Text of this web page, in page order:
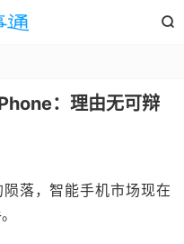

：理由无可辩
落，智能手机市场现在